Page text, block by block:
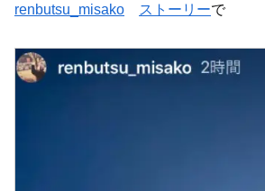
renbutsu_misako ストーリーで